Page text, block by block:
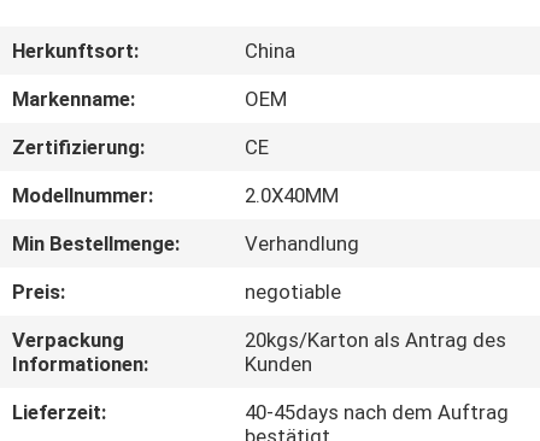
UNS
AUSFLUG
QUALITÄTSKONTROLLE
TRETEN
SIE
MIT
Herkunftsort:
China
Markenname:
OEM
Zertifizierung:
CE
Modellnummer:
2.0X40MM
Min Bestellmenge:
Verhandlung
Preis:
negotiable
Verpackung
Informationen:
20kgs/Karton als Antrag des
Kunden
Lieferzeit:
40-45days nach dem Auftrag